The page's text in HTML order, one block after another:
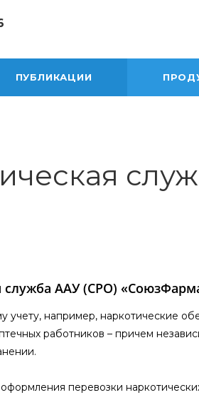
ПУБЛИКАЦИИ
служба ААУ (СРО)
например, наркотические
работников – причем
перевозки